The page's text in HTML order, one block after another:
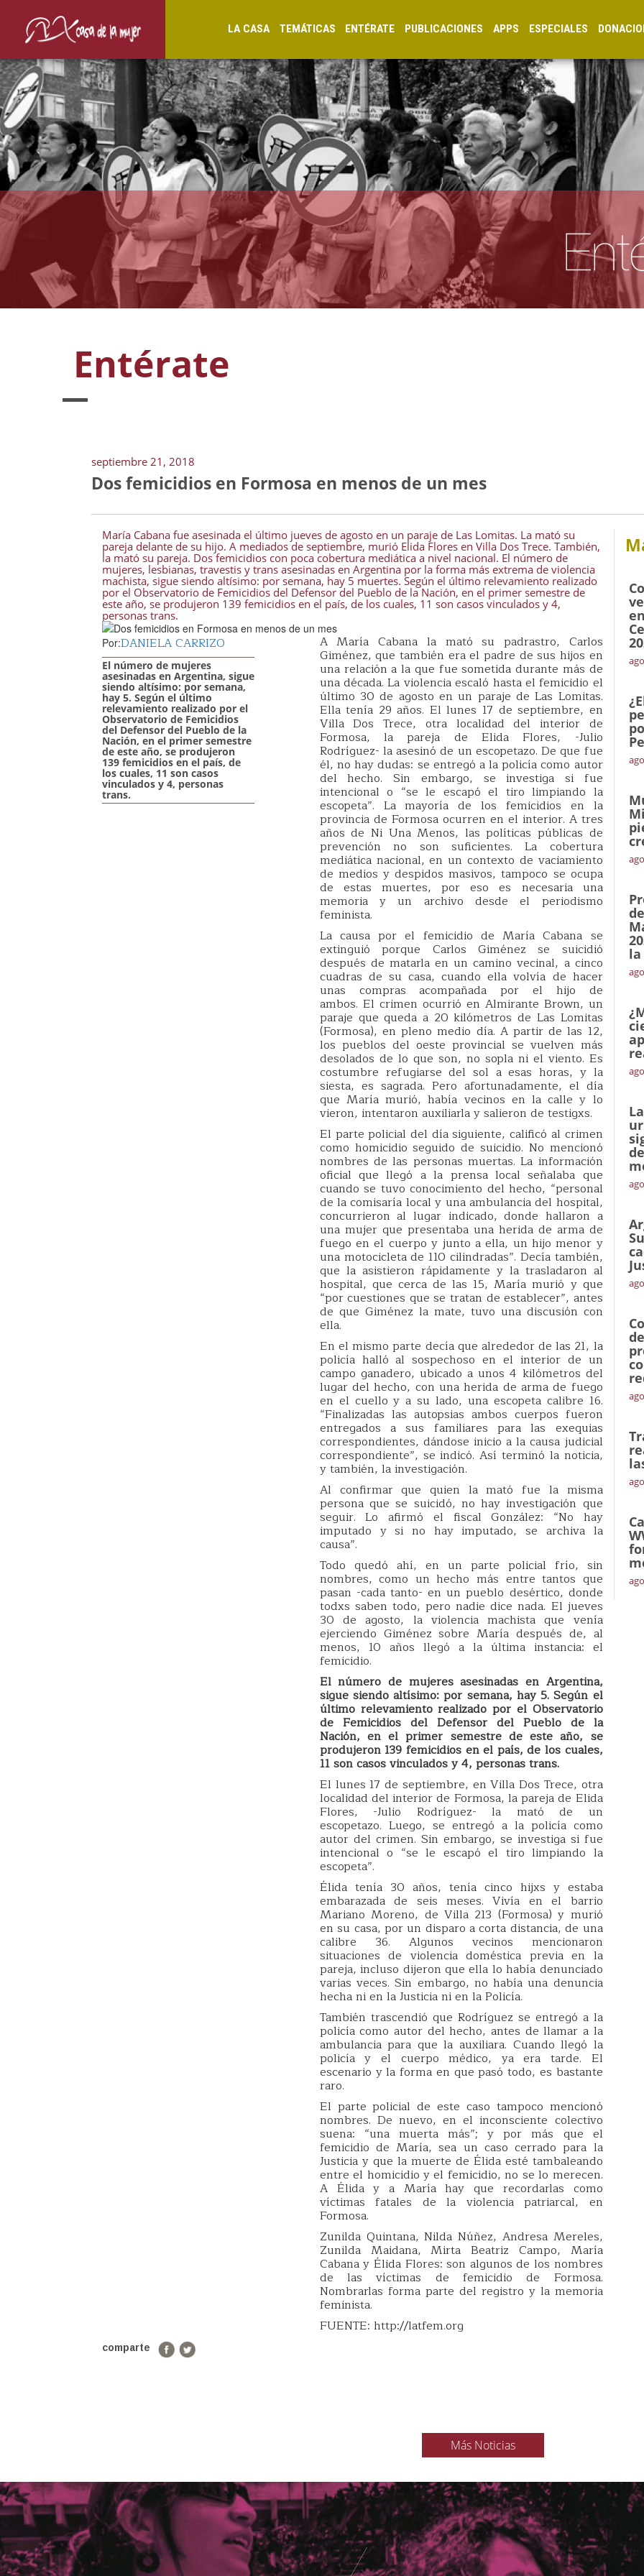
LA CASA TEMÁTICAS ENTÉRATE PUBLICACIONES APPS ESPECIALES
Entérate
septiembre 21, 2018
Dos femicidios en Formosa en menos de un mes
María Cabana fue asesinada el último jueves de agosto en un paraje de Las Lomitas. La mató su
pareja delante de su hijo. A mediados de septiembre, murió Elida Flores en Villa Dos Trece. También,
la mató su pareja. Dos femicidios con poca cobertura mediática a nivel nacional. El número de
mujeres, lesbianas, travestis y trans asesinadas en Argentina por la forma más extrema de violencia
machista, sigue siendo altísimo: por semana, hay 5 muertes. Según el último relevamiento realizado
por el Observatorio de Femicidios del Defensor del Pueblo de la Nación, en el primer semestre de
este año, se produjeron 139 femicidios en el país, de los cuales, 11 son casos vinculados y 4,
personas trans.
Por:DANIELA CARRIZO
El número de mujeres
asesinadas en Argentina, sigue
siendo altísimo: por semana,
hay 5. Según el último
relevamiento realizado por el
Observatorio de Femicidios
del Defensor del Pueblo de la
Nación, en el primer semestre
de este año, se produjeron
139 femicidios en el país, de
los cuales, 11 son casos
vinculados y 4, personas
trans.
A María Cabana la mató su padrastro, Carlos
Giménez, que también era el padre de sus hijos en
una relación a la que fue sometida durante más de
una década. La violencia escaló hasta el femicidio el
último 30 de agosto en un paraje de Las Lomitas.
Ella tenía 29 años. El lunes 17 de septiembre, en
Villa Dos Trece, otra localidad del interior de
Formosa, la pareja de Elida Flores, -Julio
Rodríguez- la asesinó de un escopetazo. De que fue
él, no hay dudas: se entregó a la policía como autor
del hecho. Sin embargo, se investiga si fue
intencional o “se le escapó el tiro limpiando la
escopeta”. La mayoría de los femicidios en la
provincia de Formosa ocurren en el interior. A tres
años de Ni Una Menos, las políticas públicas de
prevención no son suficientes. La cobertura
mediática nacional, en un contexto de vaciamiento
de medios y despidos masivos, tampoco se ocupa
de estas muertes, por eso es necesaria una
memoria y un archivo desde el periodismo
feminista.
La causa por el femicidio de María Cabana se
extinguió porque Carlos Giménez se suicidió
después de matarla en un camino vecinal, a cinco
cuadras de su casa, cuando ella volvía de hacer
unas compras acompañada por el hijo de
ambos. El crimen ocurrió en Almirante Brown, un
paraje que queda a 20 kilómetros de Las Lomitas
(Formosa), en pleno medio día. A partir de las 12,
los pueblos del oeste provincial se vuelven más
desolados de lo que son, no sopla ni el viento. Es
costumbre refugiarse del sol a esas horas, y la
siesta, es sagrada. Pero afortunadamente, el día
que María murió, había vecinos en la calle y lo
vieron, intentaron auxiliarla y salieron de testigxs.
El parte policial del día siguiente, calificó al crimen
como homicidio seguido de suicidio. No mencionó
nombres de las personas muertas. La información
oficial que llegó a la prensa local señalaba que
cuando se tuvo conocimiento del hecho, “personal
de la comisaría local y una ambulancia del hospital,
concurrieron al lugar indicado, donde hallaron a
una mujer que presentaba una herida de arma de
fuego en el cuerpo y junto a ella, un hijo menor y
una motocicleta de 110 cilindradas”. Decía también,
que la asistieron rápidamente y la trasladaron al
hospital, que cerca de las 15, María murió y que
“por cuestiones que se tratan de establecer”, antes
de que Giménez la mate, tuvo una discusión con
ella.
En el mismo parte decía que alrededor de las 21, la
policía halló al sospechoso en el interior de un
campo ganadero, ubicado a unos 4 kilómetros del
lugar del hecho, con una herida de arma de fuego
en el cuello y a su lado, una escopeta calibre 16.
“Finalizadas las autopsias ambos cuerpos fueron
entregados a sus familiares para las exequias
correspondientes, dándose inicio a la causa judicial
correspondiente”, se indicó. Así terminó la noticia,
y también, la investigación.
Al confirmar que quien la mató fue la misma
persona que se suicidó, no hay investigación que
seguir. Lo afirmó el fiscal González: “No hay
imputado y si no hay imputado, se archiva la
causa”.
Todo quedó ahí, en un parte policial frío, sin
nombres, como un hecho más entre tantos que
pasan -cada tanto- en un pueblo desértico, donde
todxs saben todo, pero nadie dice nada. El jueves
30 de agosto, la violencia machista que venía
ejerciendo Giménez sobre María después de, al
menos, 10 años llegó a la última instancia: el
femicidio.
El número de mujeres asesinadas en Argentina,
sigue siendo altísimo: por semana, hay 5. Según el
último relevamiento realizado por el Observatorio
de Femicidios del Defensor del Pueblo de la
Nación, en el primer semestre de este año, se
produjeron 139 femicidios en el país, de los cuales,
11 son casos vinculados y 4, personas trans.
El lunes 17 de septiembre, en Villa Dos Trece, otra
localidad del interior de Formosa, la pareja de Elida
Flores, -Julio Rodríguez- la mató de un
escopetazo. Luego, se entregó a la policía como
autor del crimen. Sin embargo, se investiga si fue
intencional o “se le escapó el tiro limpiando la
escopeta”.
Élida tenía 30 años, tenía cinco hijxs y estaba
embarazada de seis meses. Vivía en el barrio
Mariano Moreno, de Villa 213 (Formosa) y murió
en su casa, por un disparo a corta distancia, de una
calibre 36. Algunos vecinos mencionaron
situaciones de violencia doméstica previa en la
pareja, incluso dijeron que ella lo había denunciado
varias veces. Sin embargo, no había una denuncia
hecha ni en la Justicia ni en la Policía.
También trascendió que Rodríguez se entregó a la
policía como autor del hecho, antes de llamar a la
ambulancia para que la auxiliara. Cuando llegó la
policía y el cuerpo médico, ya era tarde. El
escenario y la forma en que pasó todo, es bastante
raro.
El parte policial de este caso tampoco mencionó
nombres. De nuevo, en el inconsciente colectivo
suena: “una muerta más”; y por más que el
femicidio de María, sea un caso cerrado para la
Justicia y que la muerte de Élida esté tambaleando
entre el homicidio y el femicidio, no se lo merecen.
A Élida y a María hay que recordarlas como
víctimas fatales de la violencia patriarcal, en
Formosa.
Zunilda Quintana, Nilda Núñez, Andresa Mereles,
Zunilda Maidana, Mirta Beatriz Campo, María
Cabana y Élida Flores: son algunos de los nombres
de las víctimas de femicidio de Formosa.
Nombrarlas forma parte del registro y la memoria
feminista.
FUENTE: http://latfem.org
comparte
la
Más Noticias